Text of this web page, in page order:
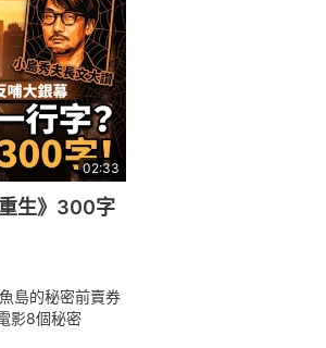
02:33
生》300字
島的秘密前賣券
影8個秘密